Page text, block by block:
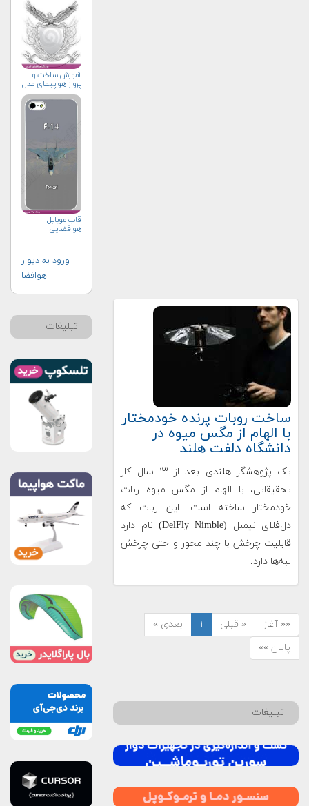
ساخت روبات پرنده خودمختار
با الهام از مگس میوه در
دانشگاه دلفت هلند
یک پژوهشگر هلندی بعد از ۱۳ سال کار
تحقیقاتی، با الهام از مگس میوه ربات
خودمختار ساخته است. این ربات که
دل‌فلای نیمبل (DelFly Nimble) نام دارد
قابلیت چرخش با چند محور و حتی چرخش
لبه‌ها دارد.
«« آغاز « قبلی ۱
بعدی »
پایان »»
تبلیغات
آموزش ساخت و
پرواز هواپیمای مدل
قاب موبایل
هوافضایی
ورود به دیوار
هوافضا
تبلیغات